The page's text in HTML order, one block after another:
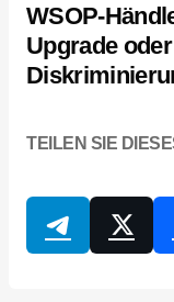
WSOP-
Upgrade
TEILEN SIE